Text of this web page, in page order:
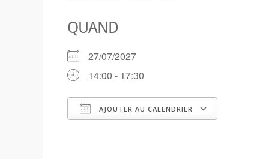
QUAND
27/07/2027
14:00 - 17:30
AJOUTER AU CALENDRIER